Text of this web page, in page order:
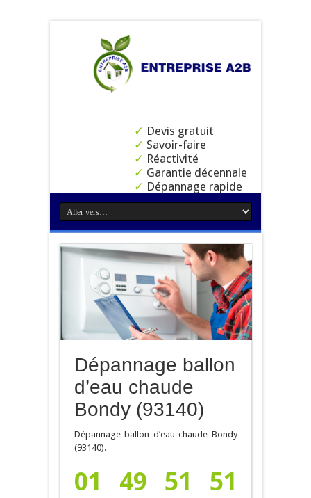
✓ Devis gratuit
✓ Savoir-faire
✓ Réactivité
✓ Garantie décennale
✓ Dépannage rapide
Dépannage ballon
d’eau chaude
Bondy (93140)
Dépannage ballon d’eau chaude Bondy
(93140).
01 49 51 51